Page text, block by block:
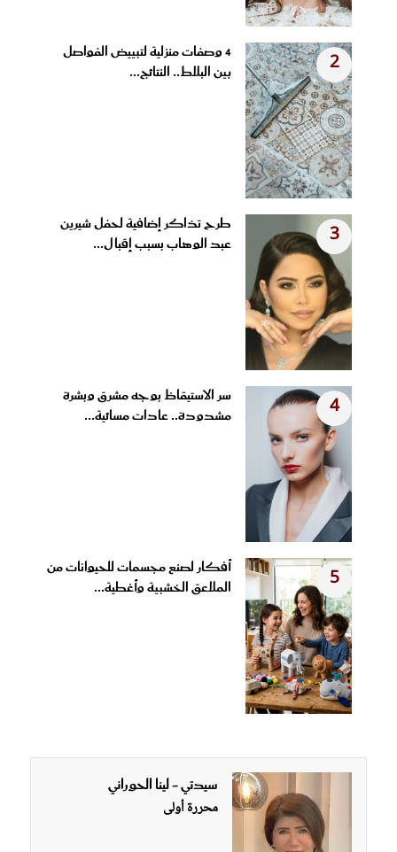
2
4 وصفات منزلية لتبييض الفواصل
بين البلاط.. النتائج...
3
طرح تذاكر إضافية لحفل شيرين
عبد الوهاب بسبب إقبال...
4
سر الاستيقاظ بوجه مشرق وبشرة
مشدودة.. عادات مسائية...
5
أفكار لصنع مجسمات للحيوانات من
الملاعق الخشبية وأغطية...
سيدتي - لينا الحوراني
محررة أولى